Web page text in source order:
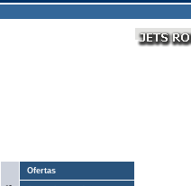
Ofertas